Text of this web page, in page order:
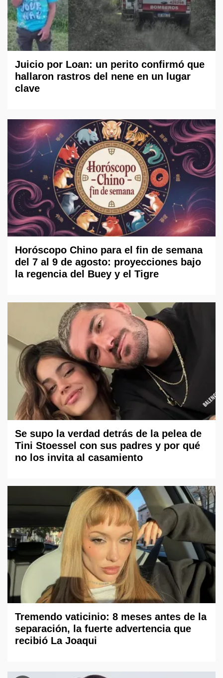
Juicio por Loan: un perito confirmó que
hallaron rastros del nene en un lugar
clave
Horóscopo Chino para el fin de semana
del 7 al 9 de agosto: proyecciones bajo
la regencia del Buey y el Tigre
Se supo la verdad detrás de la pelea de
Tini Stoessel con sus padres y por qué
no los invita al casamiento
Tremendo vaticinio: 8 meses antes de la
separación, la fuerte advertencia que
recibió La Joaqui